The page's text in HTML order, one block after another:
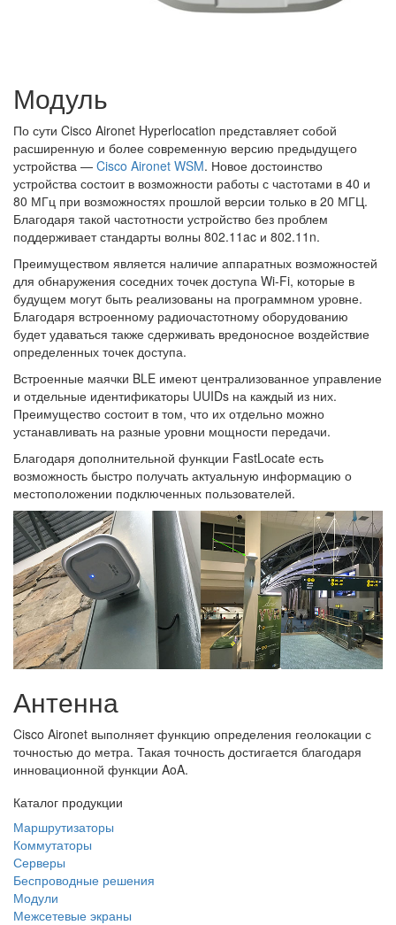
Модуль
По сути Cisco Aironet Hyperlocation представляет собой
расширенную и более современную версию предыдущего
устройства — Cisco Aironet WSM. Новое достоинство
устройства состоит в возможности работы с частотами в 40 и
80 МГц при возможностях прошлой версии только в 20 МГЦ.
Благодаря такой частотности устройство без проблем
поддерживает стандарты волны 802.11ac и 802.11n.
Преимуществом является наличие аппаратных возможностей
для обнаружения соседних точек доступа Wi-Fi, которые в
будущем могут быть реализованы на программном уровне.
Благодаря встроенному радиочастотному оборудованию
будет удаваться также сдерживать вредоносное воздействие
определенных точек доступа.
Встроенные маячки BLE имеют централизованное управление
и отдельные идентификаторы UUIDs на каждый из них.
Преимущество состоит в том, что их отдельно можно
устанавливать на разные уровни мощности передачи.
Благодаря дополнительной функции FastLocate есть
возможность быстро получать актуальную информацию о
местоположении подключенных пользователей.
Антенна
Cisco Aironet выполняет функцию определения геолокации с
точностью до метра. Такая точность достигается благодаря
инновационной функции AoA.
Каталог продукции
Маршрутизаторы
Коммутаторы
Серверы
Беспроводные решения
Модули
Межсетевые экраны